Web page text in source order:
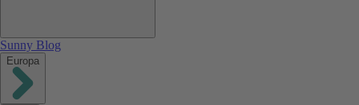
Sunny Blog
Europa